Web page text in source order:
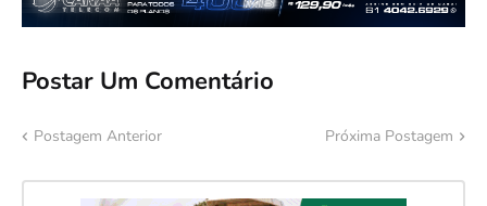
Postar Um Comentário
Postagem Anterior Próxima Postagem